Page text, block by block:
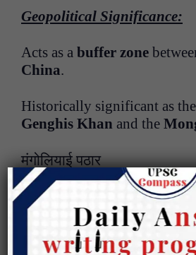
Geopolitical Significance:
Acts as a buffer zone
China.
Historically significant as the
Genghis Khan and the
मंगोलियाई पठार
स्थिति और विस्तार:
मंगोलियाई पठार पूर्व-मध्य एशियामें
मुख्यतः मंगोलिया,चीन के आंतरिक